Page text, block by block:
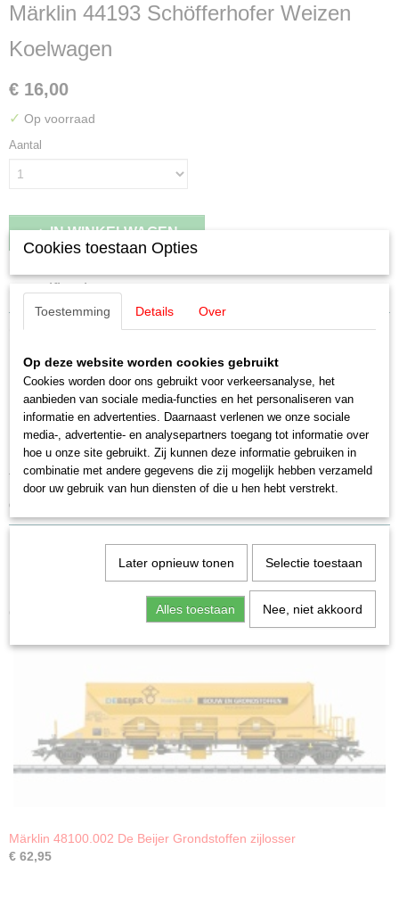
Märklin 44193 Schöfferhofer Weizen
Koelwagen
€ 16,00
✓ Op voorraad
Aantal
IN WINKELWAGEN
Specificaties
Productcode leverancier
44193
Schaal
H0 (1:87)
Staat
Gebruikt
Omschrijving
Märklin 44193 Schöfferhofer Weizen
Koelwagen
Märklin My world Start Up
tweedehands maar doosje nooit opengeweest
dus Nieuwstaat!
Märklin 48100.002 De Beijer Grondstoffen zijlosser
€ 62,95
Cookies toestaan Opties
Toestemming Details Over
Op deze website worden cookies gebruikt
Cookies worden door ons gebruikt voor verkeersanalyse, het
aanbieden van sociale media-functies en het personaliseren van
informatie en advertenties. Daarnaast verlenen we onze sociale
media-, advertentie- en analysepartners toegang tot informatie over
hoe u onze site gebruikt. Zij kunnen deze informatie gebruiken in
combinatie met andere gegevens die zij mogelijk hebben verzameld
door uw gebruik van hun diensten of die u hen hebt verstrekt.
Later opnieuw tonen Selectie toestaan
Alles toestaan Nee, niet akkoord